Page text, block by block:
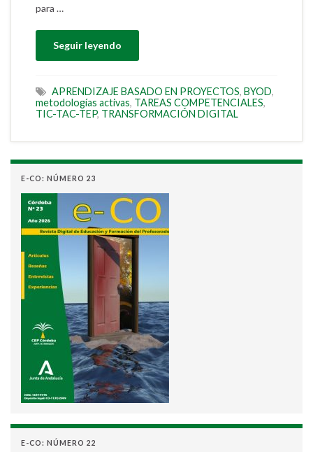
para …
Seguir leyendo
APRENDIZAJE BASADO EN PROYECTOS, BYOD,
metodologías activas, TAREAS COMPETENCIALES,
TIC-TAC-TEP, TRANSFORMACIÓN DIGITAL
E-CO: NÚMERO 23
E-CO: NÚMERO 22